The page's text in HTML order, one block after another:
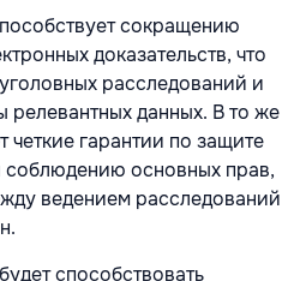
сокращению
доказательств, что
расследований и
релевантных данных. В то же
четкие гарантии по защите
соблюдению основных прав,
ведением расследований
способствовать